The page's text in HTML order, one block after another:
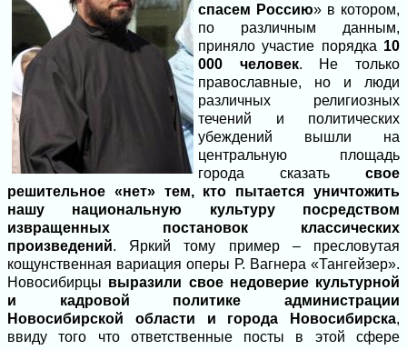
спасем Россию» в котором,
по различным данным,
приняло участие порядка 10
000 человек. Не только
православные, но и люди
различных религиозных
течений и политических
убеждений вышли на
центральную площадь
города сказать свое
решительное «нет» тем, кто пытается уничтожить
нашу национальную культуру посредством
извращенных постановок классических
произведений. Яркий тому пример – пресловутая
кощунственная вариация оперы Р. Вагнера «Тангейзер».
Новосибирцы выразили свое недоверие культурной
и кадровой политике администрации
Новосибирской области и города Новосибирска,
ввиду того что ответственные посты в этой сфере